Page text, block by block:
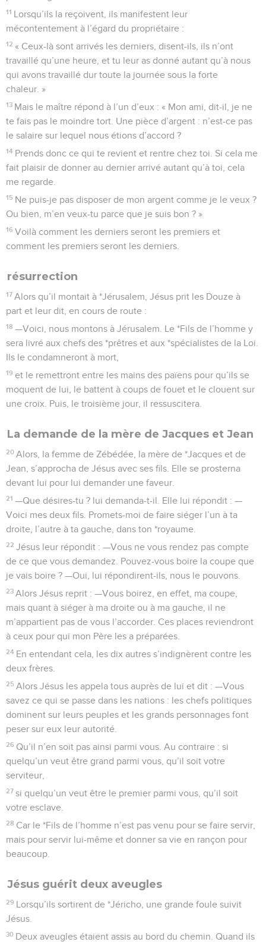
11 Lorsqu’ils la reçoivent, ils manifestent leur
mécontentement à l’égard du propriétaire :
12 « Ceux-là sont arrivés les derniers, disent-ils, ils n’ont
travaillé qu’une heure, et tu leur as donné autant qu’à nous
qui avons travaillé dur toute la journée sous la forte
chaleur. »
13 Mais le maître répond à l’un d’eux : « Mon ami, dit-il, je ne
te fais pas le moindre tort. Une pièce d’argent : n’est-ce pas
le salaire sur lequel nous étions d’accord ?
14 Prends donc ce qui te revient et rentre chez toi. Si cela me
fait plaisir de donner au dernier arrivé autant qu’à toi, cela
me regarde.
15 Ne puis-je pas disposer de mon argent comme je le veux ?
Ou bien, m’en veux-tu parce que je suis bon ? »
16 Voilà comment les derniers seront les premiers et
comment les premiers seront les derniers.
résurrection
17 Alors qu’il montait à *Jérusalem, Jésus prit les Douze à
part et leur dit, en cours de route :
18 —Voici, nous montons à Jérusalem. Le *Fils de l’homme y
sera livré aux chefs des *prêtres et aux *spécialistes de la Loi.
Ils le condamneront à mort,
19 et le remettront entre les mains des païens pour qu’ils se
moquent de lui, le battent à coups de fouet et le clouent sur
une croix. Puis, le troisième jour, il ressuscitera.
La demande de la mère de Jacques et Jean
20 Alors, la femme de Zébédée, la mère de *Jacques et de
Jean, s’approcha de Jésus avec ses fils. Elle se prosterna
devant lui pour lui demander une faveur.
21 —Que désires-tu ? lui demanda-t-il. Elle lui répondit : —
Voici mes deux fils. Promets-moi de faire siéger l’un à ta
droite, l’autre à ta gauche, dans ton *royaume.
22 Jésus leur répondit : —Vous ne vous rendez pas compte
de ce que vous demandez. Pouvez-vous boire la coupe que
je vais boire ? —Oui, lui répondirent-ils, nous le pouvons.
23 Alors Jésus reprit : —Vous boirez, en effet, ma coupe,
mais quant à siéger à ma droite ou à ma gauche, il ne
m’appartient pas de vous l’accorder. Ces places reviendront
à ceux pour qui mon Père les a préparées.
24 En entendant cela, les dix autres s’indignèrent contre les
deux frères.
25 Alors Jésus les appela tous auprès de lui et dit : —Vous
savez ce qui se passe dans les nations : les chefs politiques
dominent sur leurs peuples et les grands personnages font
peser sur eux leur autorité.
26 Qu’il n’en soit pas ainsi parmi vous. Au contraire : si
quelqu’un veut être grand parmi vous, qu’il soit votre
serviteur,
27 si quelqu’un veut être le premier parmi vous, qu’il soit
votre esclave.
28 Car le *Fils de l’homme n’est pas venu pour se faire servir,
mais pour servir lui-même et donner sa vie en rançon pour
beaucoup.
Jésus guérit deux aveugles
29 Lorsqu’ils sortirent de *Jéricho, une grande foule suivit
Jésus.
30 Deux aveugles étaient assis au bord du chemin. Quand ils